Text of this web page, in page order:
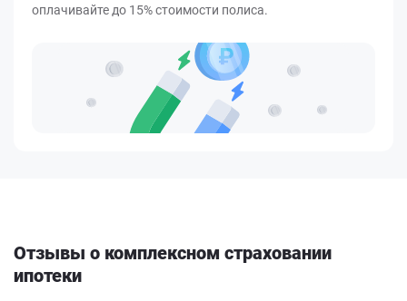
оплачивайте до 15% стоимости полиса.
Отзывы о комплексном страховании
ипотеки